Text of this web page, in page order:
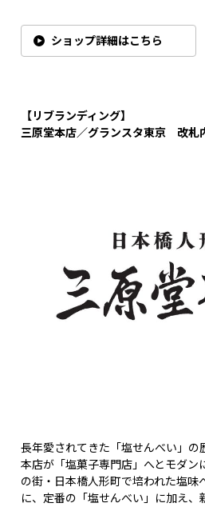
ショップ詳細はこちら
【リブランディング】
三原堂本店／グランスタ東京 改
長年愛されてきた「塩せんべい」の
本店が「塩菓子専門店」へとモダン
の街・日本橋人形町で培われた塩味
に、定番の「塩せんべい」に加え